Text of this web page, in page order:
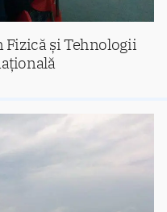
Fizică și Tehnologii